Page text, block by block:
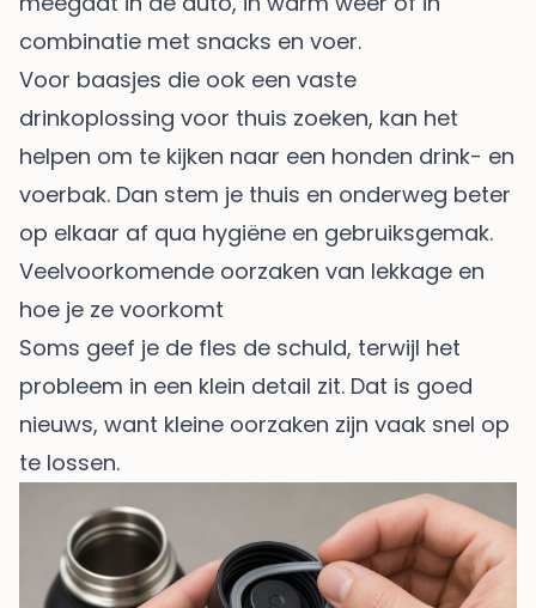
combinatie met snacks en voer.
Voor baasjes die ook een vaste
drinkoplossing voor thuis zoeken, kan het
helpen om te kijken naar een honden drink- en
voerbak. Dan stem je thuis en onderweg beter
op elkaar af qua hygiëne en gebruiksgemak.
Veelvoorkomende oorzaken van lekkage en
hoe je ze voorkomt
Soms geef je de fles de schuld, terwijl het
probleem in een klein detail zit. Dat is goed
nieuws, want kleine oorzaken zijn vaak snel op
te lossen.